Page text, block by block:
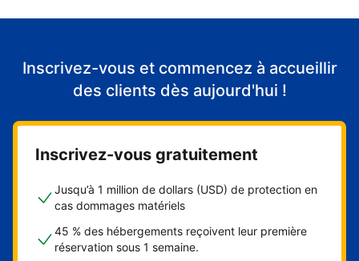
Inscrivez-vous et commencez à accueillir
des clients dès aujourd'hui !
Inscrivez-vous gratuitement
Jusqu’à 1 million de dollars (USD) de protection en
cas dommages matériels
45 % des hébergements reçoivent leur première
réservation sous 1 semaine.